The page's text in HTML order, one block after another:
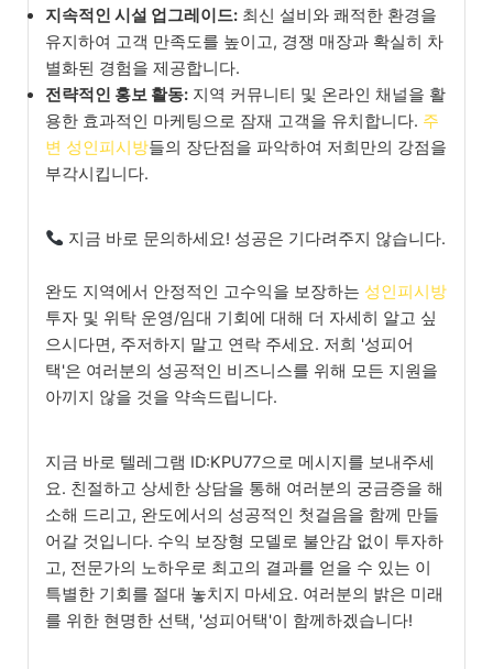
지속적인 시설 업그레이드: 최신 설비와 쾌적한 환경을
유지하여 고객 만족도를 높이고, 경쟁 매장과 확실히 차
별화된 경험을 제공합니다.
전략적인 홍보 활동: 지역 커뮤니티 및 온라인 채널을 활
용한 효과적인 마케팅으로 잠재 고객을 유치합니다. 주
변 성인피시방들의 장단점을 파악하여 저희만의 강점을
부각시킵니다.
지금 바로 문의하세요! 성공은 기다려주지 않습니다.
완도 지역에서 안정적인 고수익을 보장하는 성인피시방
투자 및 위탁 운영/임대 기회에 대해 더 자세히 알고 싶
으시다면, 주저하지 말고 연락 주세요. 저희 '성피어
택'은 여러분의 성공적인 비즈니스를 위해 모든 지원을
아끼지 않을 것을 약속드립니다.
지금 바로 텔레그램 ID:KPU77으로 메시지를 보내주세
요. 친절하고 상세한 상담을 통해 여러분의 궁금증을 해
소해 드리고, 완도에서의 성공적인 첫걸음을 함께 만들
어갈 것입니다. 수익 보장형 모델로 불안감 없이 투자하
고, 전문가의 노하우로 최고의 결과를 얻을 수 있는 이
특별한 기회를 절대 놓치지 마세요. 여러분의 밝은 미래
를 위한 현명한 선택, '성피어택'이 함께하겠습니다!